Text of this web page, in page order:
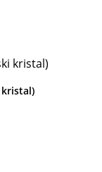
kristal)